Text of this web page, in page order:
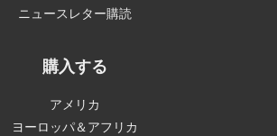
ニュースレター購読
購入する
アメリカ
ヨーロッパ＆アフリカ